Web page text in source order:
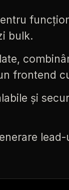
bulk.
frontend
și
lead-